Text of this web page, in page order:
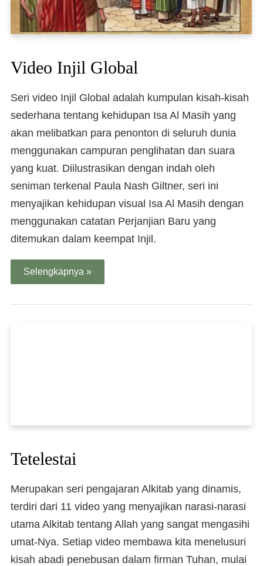
Video Injil Global
Seri video Injil Global adalah kumpulan kisah-kisah
sederhana tentang kehidupan Isa Al Masih yang
akan melibatkan para penonton di seluruh dunia
menggunakan campuran penglihatan dan suara
yang kuat. Diilustrasikan dengan indah oleh
seniman terkenal Paula Nash Giltner, seri ini
menyajikan kehidupan visual Isa Al Masih dengan
menggunakan catatan Perjanjian Baru yang
ditemukan dalam keempat Injil.
Selengkapnya »
Tetelestai
Merupakan seri pengajaran Alkitab yang dinamis,
terdiri dari 11 video yang menyajikan narasi-narasi
utama Alkitab tentang Allah yang sangat mengasihi
umat-Nya. Setiap video membawa kita menelusuri
kisah abadi penebusan dalam firman Tuhan, mulai